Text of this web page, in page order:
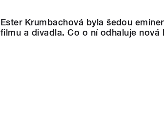
Ester Krumbachová byla šedou
filmu a divadla. Co o ní odhaluje nová